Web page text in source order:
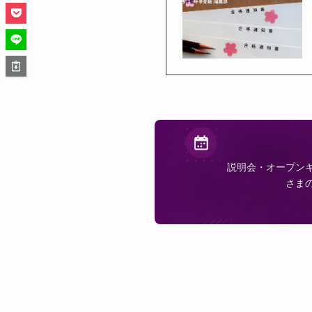
説明会・オープン
さま